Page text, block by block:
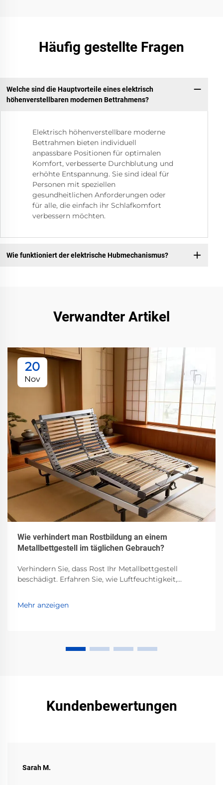
Häufig gestellte Fragen
Welche sind die Hauptvorteile eines elektrisch
höhenverstellbaren modernen Bettrahmens?
Elektrisch höhenverstellbare moderne
Bettrahmen bieten individuell
anpassbare Positionen für optimalen
Komfort, verbesserte Durchblutung und
erhöhte Entspannung. Sie sind ideal für
Personen mit speziellen
gesundheitlichen Anforderungen oder
für alle, die einfach ihr Schlafkomfort
verbessern möchten.
Wie funktioniert der elektrische Hubmechanismus?
Verwandter Artikel
20
Nov
Wie verhindert man Rostbildung an einem
Metallbettgestell im täglichen Gebrauch?
Verhindern Sie, dass Rost Ihr Metallbettgestell
beschädigt. Erfahren Sie, wie Luftfeuchtigkeit,
beschleunigen – und welche bewährten Maßnahmen
zur Verhinderung existieren. Schützen Sie jetzt Ihre
Mehr anzeigen
Kundenbewertungen
Sarah M.